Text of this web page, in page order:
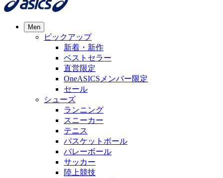
Men
ピックアップ
新着・新作
ベストセラー
直営限定
OneASICSメンバー限定
セール
シューズ
ランニング
スニーカー
テニス
バスケットボール
バレーボール
サッカー
陸上競技